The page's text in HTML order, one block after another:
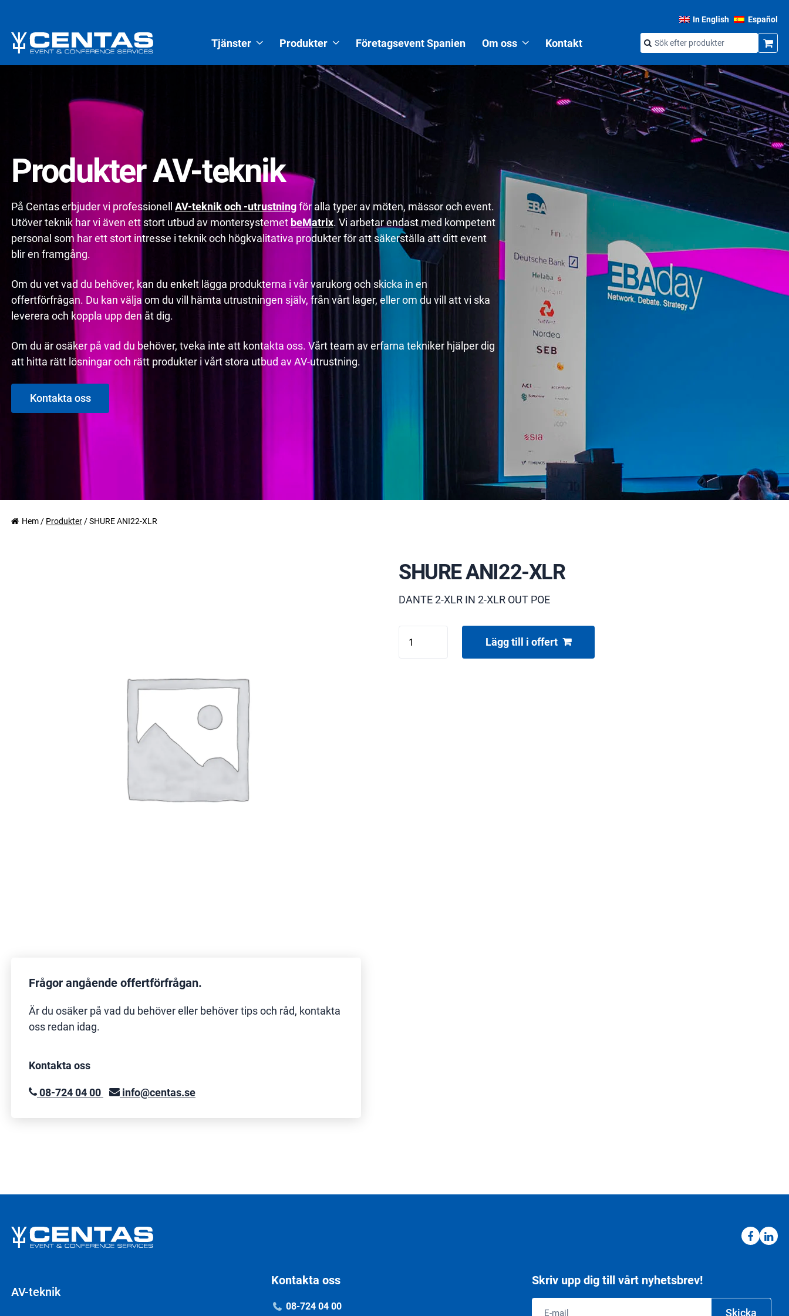
In English Español
Tjänster Produkter Företagsevent Spanien Om oss Kontakt
Produkter AV-teknik
På Centas erbjuder vi professionell AV-teknik och -utrustningför alla typer av möten, mässor och event.
Utöver teknik har vi även ett stort utbud av montersystemet beMatrix. Vi arbetar endast med kompetent
personal som har ett stort intresse i teknik och högkvalitativa produkter för att säkerställa att ditt event
blir en framgång.
Om du vet vad du behöver, kan du enkelt lägga produkterna i vår varukorg och skicka in en
offertförfrågan. Du kan välja om du vill hämta utrustningen själv, från vårt lager, eller om du vill att vi ska
leverera och koppla upp den åt dig.
Om du är osäker på vad du behöver, tveka inte att kontakta oss. Vårt team av erfarna tekniker hjälper dig
att hitta rätt lösningar och rätt produkter i vårt stora utbud av AV-utrustning.
Kontakta oss
Hem / Produkter /SHURE ANI22-XLR
Frågor angående offertförfrågan.
Är du osäker på vad du behöver eller behöver tips och råd, kontakta
oss redan idag.
Kontakta oss
08-724 04 00 info@centas.se
SHURE ANI22-XLR
DANTE 2-XLR IN 2-XLR OUT POE
ANI22-
Lägg till i offert
AV-teknik
Kontakta oss
08-724 04 00
Skriv upp dig till vårt nyhetsbrev!
Skicka